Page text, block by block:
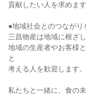
貢献したい人を求めます
●地域社会とのつながり
三昌物産は地域に根ざ
地域の生産者やお客様
と
考える人を歓迎します。
私たちと一緒に、食の